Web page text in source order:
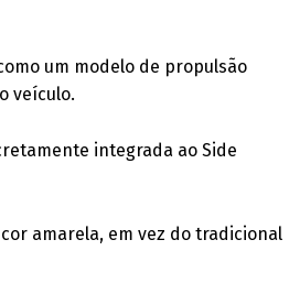
um modelo de propulsão
veículo.
integrada ao Side
amarela, em vez do tradicional